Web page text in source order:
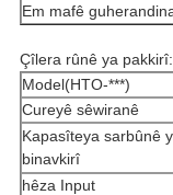
Em mafê
Çîlera rûnê ya pakkirî:
Model(HTO-***)
Cureyê sêwiranê
Kapasîteya sarbûnê
binavkirî
hêza Input